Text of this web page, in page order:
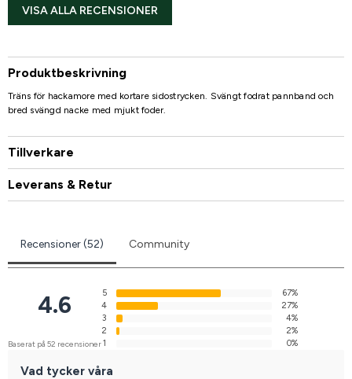
VISA ALLA RECENSIONER
Produktbeskrivning
Träns för hackamore med kortare sidostrycken. Svängt fodrat pannband och
bred svängd nacke med mjukt foder.
Tillverkare
Leverans & Retur
Recensioner (52) Community
4.6
Baserat på 52 recensioner
5
67%
4
27%
3
4%
2
2%
1
0%
Vad tycker våra